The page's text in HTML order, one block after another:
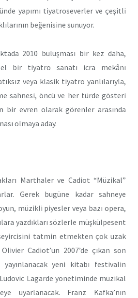
yapımı tiyatroseverler ve çeşitli
beğenisine sunuyor.
2010 buluşması bir kez daha,
bir tiyatro sanatı icra mekânı
veya klasik tiyatro yanlılarıyla,
sahnesi, öncü ve her türde gösteri
bir evren olarak görenler arasında
olmaya aday.
Marthaler ve Cadiot “Müzikal”
Gerek bugüne kadar sahneye
müzikli piyesler veya bazı opera,
yazdıkları sözlerle müşkülpesent
tatmin etmekten çok uzak
Cadiot’un 2007’de çıkan son
yayınlanacak yeni kitabı festivalin
Lagarde yönetiminde müzikal
uyarlanacak. Franz Kafka’nın